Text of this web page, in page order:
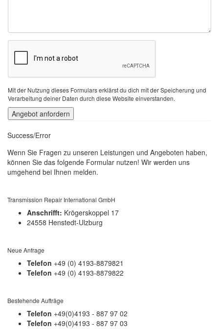
Mit der Nutzung dieses Formulars erklärst du dich mit der Speicherung und
Verarbeitung deiner Daten durch diese Website einverstanden.
Success/Error
Wenn Sie Fragen zu unseren Leistungen und Angeboten haben,
können Sie das folgende Formular nutzen! Wir werden uns
umgehend bei Ihnen melden.
Transmission Repair International GmbH
Anschrifft: Krögerskoppel 17
24558 Henstedt-Ulzburg
Neue Anfrage
Telefon +49 (0) 4193-8879821
Telefon +49 (0) 4193-8879822
Bestehende Aufträge
Telefon +49(0)4193 - 887 97 02
Telefon +49(0)4193 - 887 97 03